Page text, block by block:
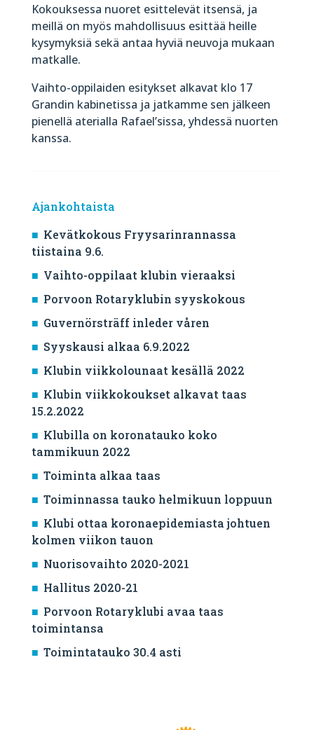
Kokouksessa nuoret esittelevät itsensä, ja
meillä on myös mahdollisuus esittää heille
kysymyksiä sekä antaa hyviä neuvoja mukaan
matkalle.
Vaihto-oppilaiden esitykset alkavat klo 17
Grandin kabinetissa ja jatkamme sen jälkeen
pienellä aterialla Rafael’sissa, yhdessä nuorten
kanssa.
Ajankohtaista
Kevätkokous Fryysarinrannassa
tiistaina 9.6.
Vaihto-oppilaat klubin vieraaksi
Porvoon Rotaryklubin syyskokous
Guvernörsträff inleder våren
Syyskausi alkaa 6.9.2022
Klubin viikkolounaat kesällä 2022
Klubin viikkokoukset alkavat taas
15.2.2022
Klubilla on koronatauko koko
tammikuun 2022
Toiminta alkaa taas
Toiminnassa tauko helmikuun loppuun
Klubi ottaa koronaepidemiasta johtuen
kolmen viikon tauon
Nuorisovaihto 2020-2021
Hallitus 2020-21
Porvoon Rotaryklubi avaa taas
toimintansa
Toimintatauko 30.4 asti